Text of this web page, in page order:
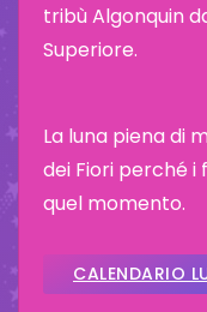
tribù Algonquin
Superiore.
La luna piena di
dei Fiori perché i
quel momento.
CALENDARIO